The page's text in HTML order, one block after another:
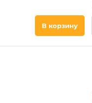
В корзину